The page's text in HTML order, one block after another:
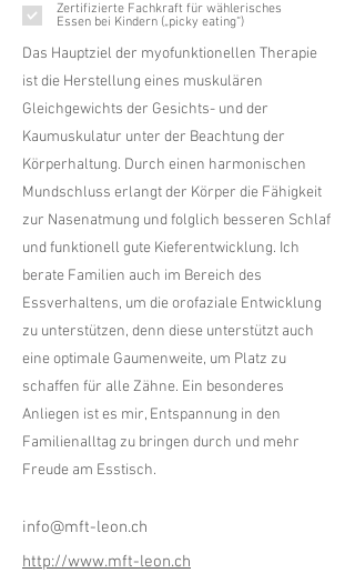
Zertifizierte Fachkraft für wählerisches
Essen bei Kindern („picky eating“)
Das Hauptziel der myofunktionellen Therapie
ist die Herstellung eines muskulären
Gleichgewichts der Gesichts- und der
Kaumuskulatur unter der Beachtung der
Körperhaltung. Durch einen harmonischen
Mundschluss erlangt der Körper die Fähigkeit
zur Nasenatmung und folglich besseren Schlaf
und funktionell gute Kieferentwicklung. Ich
berate Familien auch im Bereich des
Essverhaltens, um die orofaziale Entwicklung
zu unterstützen, denn diese unterstützt auch
eine optimale Gaumenweite, um Platz zu
schaffen für alle Zähne. Ein besonderes
Anliegen ist es mir, Entspannung in den
Familienalltag zu bringen durch und mehr
Freude am Esstisch.
info@mft-leon.ch
http://www.mft-leon.ch